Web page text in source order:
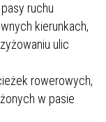
ruchu
kierunkach,
ulic
rowerowych,
w pasie